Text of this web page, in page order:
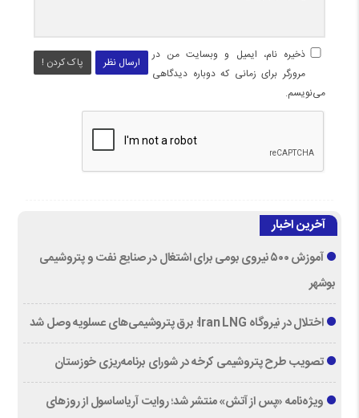
ارسال نظر پاک کردن !
ذخیره نام، ایمیل و وبسایت من در
مرورگر برای زمانی که دوباره دیدگاهی
می‌نویسم.
آخرین اخبار
آموزش ۵۰۰ نیروی بومی برای اشتغال در صنایع نفت و پتروشیمی
بوشهر
اختلال در نیروگاه Iran LNG؛ برق پتروشیمی‌های عسلویه وصل شد
تصویب طرح پتروشیمی کرخه در شورای برنامه‌ریزی خوزستان
ویژه‌نامه «پس از آتش» منتشر شد؛ روایت آریاساسول از روزهای